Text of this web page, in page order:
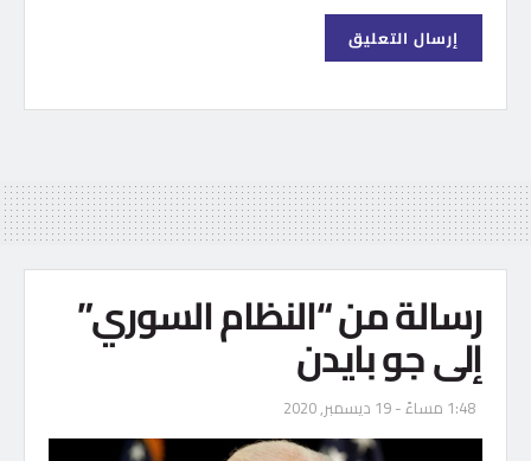
رسالة من “النظام السوري”
إلى جو بايدن
1:48 مساءً - 19 ديسمبر, 2020